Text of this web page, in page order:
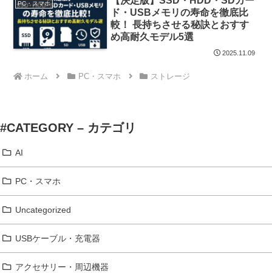
PC・スマホ
ド・USBメモリの寿命を徹底比
較！ 長持ちさせる秘訣とおすす
め高耐久モデル5選
2025.11.09
ホーム PC・スマホ ストレージ
#CATEGORY – カテゴリ
AI
PC・スマホ
Uncategorized
USBケーブル・充電器
アクセサリー・周辺機器